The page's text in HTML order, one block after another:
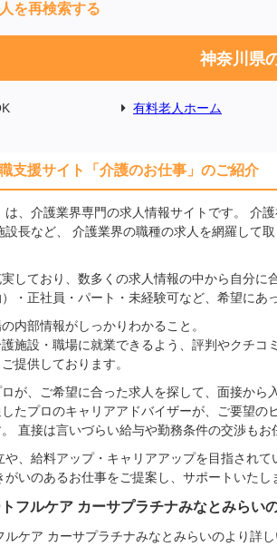
を再検索する
神奈川県
有料老人ホーム
支援サイト「介護のお仕事」のご紹介
は、介護業界専門の求人情報サイトです。
設長など、 介護業界の職種の求人を網羅して
しており、数多くの求人情報の中から自分に
・正社員・パート・未経験可など、希望にあ
内部情報がしっかりわかること。
施設・職場に就業できるよう、評判やクチ
提供しております。
が、ご希望に合った求人を探して、面接から
たプロのキャリアアドバイザーが、ご要望
直接は言いづらい給与や勤務条件の交渉もお
や、給料アップ・キャリアアップを目指され
いのあるお仕事をご提案し、サポートいたし
フルケア カーサプラチナみなとみらい
ルケア カーサプラチナみなとみらいのより詳